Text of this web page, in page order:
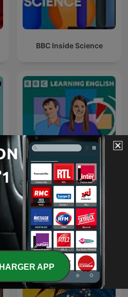
BBC Inside Science
6 Minute English
APP